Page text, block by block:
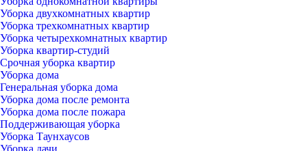
Уборка двухкомнатных квартир
Уборка трехкомнатных квартир
Уборка четырехкомнатных квартир
Уборка квартир-студий
Срочная уборка квартир
Уборка дома
Генеральная уборка дома
Уборка дома после ремонта
Уборка дома после пожара
Поддерживающая уборка
Уборка Таунхаусов
Уборка дачи